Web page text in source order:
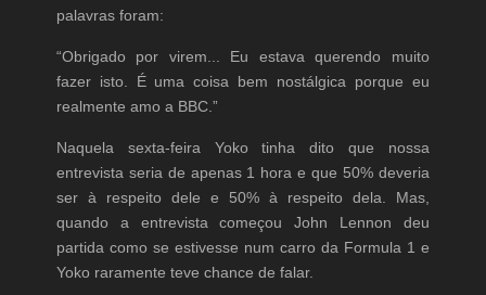
palavras foram:
“Obrigado por virem... Eu estava querendo muito
fazer isto. É uma coisa bem nostálgica porque eu
realmente amo a BBC.”
Naquela sexta-feira Yoko tinha dito que nossa
entrevista seria de apenas 1 hora e que 50% deveria
ser à respeito dele e 50% à respeito dela. Mas,
quando a entrevista começou John Lennon deu
partida como se estivesse num carro da Formula 1 e
Yoko raramente teve chance de falar.